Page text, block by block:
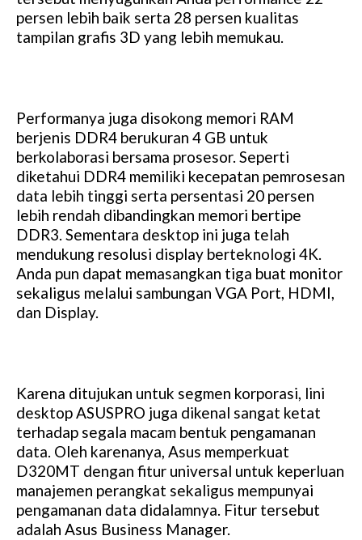
persen lebih baik serta 28 persen kualitas
tampilan grafis 3D yang lebih memukau.
Performanya juga disokong memori RAM
berjenis DDR4 berukuran 4 GB untuk
berkolaborasi bersama prosesor. Seperti
diketahui DDR4 memiliki kecepatan pemrosesan
data lebih tinggi serta persentasi 20 persen
lebih rendah dibandingkan memori bertipe
DDR3. Sementara desktop ini juga telah
mendukung resolusi display berteknologi 4K.
Anda pun dapat memasangkan tiga buat monitor
sekaligus melalui sambungan VGA Port, HDMI,
dan Display.
Karena ditujukan untuk segmen korporasi, lini
desktop ASUSPRO juga dikenal sangat ketat
terhadap segala macam bentuk pengamanan
data. Oleh karenanya, Asus memperkuat
D320MT dengan fitur universal untuk keperluan
manajemen perangkat sekaligus mempunyai
pengamanan data didalamnya. Fitur tersebut
adalah Asus Business Manager.